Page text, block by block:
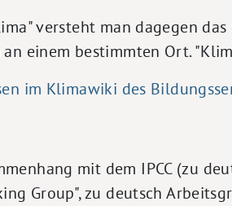
versteht man dagegen
einem bestimmten Ort.
im Klimawiki des
mit dem IPCC (zu
Group", zu deutsch